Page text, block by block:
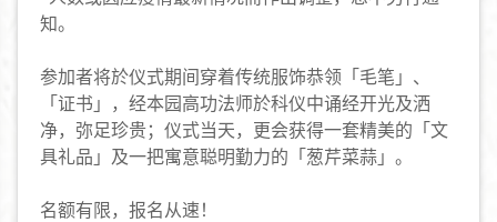
知。
参加者将於仪式期间穿着传统服饰恭领「毛笔」、
「证书」，经本园高功法师於科仪中诵经开光及洒
净，弥足珍贵；仪式当天，更会获得一套精美的「文
具礼品」及一把寓意聪明勤力的「葱芹菜蒜」。
名额有限，报名从速！